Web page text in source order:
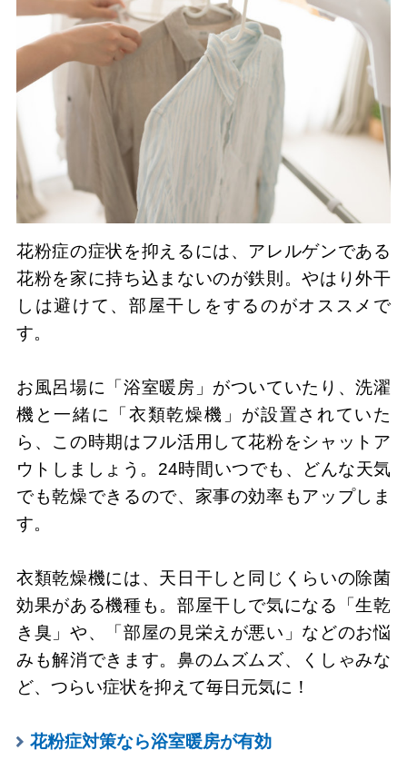
花粉症の症状を抑えるには、アレルゲンである
花粉を家に持ち込まないのが鉄則。やはり外干
しは避けて、部屋干しをするのがオススメで
す。
お風呂場に「浴室暖房」がついていたり、洗濯
機と一緒に「衣類乾燥機」が設置されていた
ら、この時期はフル活用して花粉をシャットア
ウトしましょう。24時間いつでも、どんな天気
でも乾燥できるので、家事の効率もアップしま
す。
衣類乾燥機には、天日干しと同じくらいの除菌
効果がある機種も。部屋干しで気になる「生乾
き臭」や、「部屋の見栄えが悪い」などのお悩
みも解消できます。鼻のムズムズ、くしゃみな
ど、つらい症状を抑えて毎日元気に！
花粉症対策なら浴室暖房が有効